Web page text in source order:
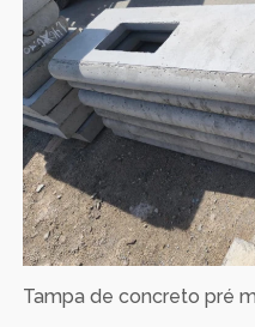
Tampa de concreto pré